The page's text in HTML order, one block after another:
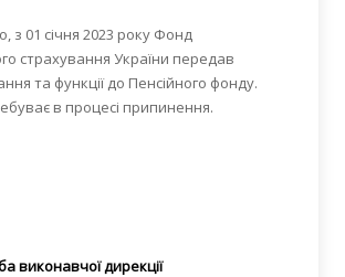
з 01 січня 2023 року Фонд
страхування України передав
та функції до Пенсійного фонду.
в процесі припинення.
виконавчої дирекції